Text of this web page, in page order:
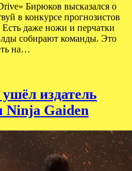
Бирюков высказался о
в конкурсе прогнозистов
даже ножи и перчатки
собирают команды. Это
на…
издатель
Ninja Gaiden